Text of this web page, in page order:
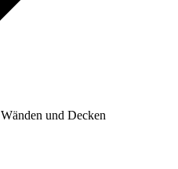
und Decken